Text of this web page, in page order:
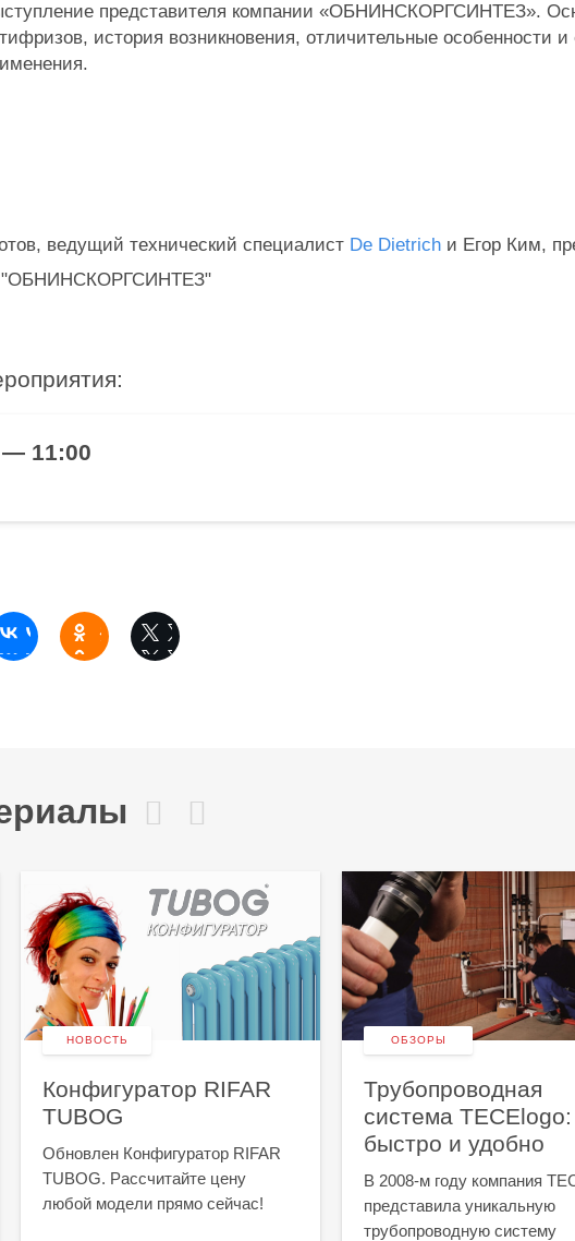
представителя компании «ОБНИНСКОРГСИНТЕЗ».
история возникновения, отличительные особенности и
ведущий технический специалист De Dietrichи Егор Ким,
"ОБНИНСКОРГСИНТЕЗ"
— 11:00
НОВОСТЬ
Конфигуратор RIFAR
TUBOG
Обновлен Конфигуратор RIFAR
TUBOG. Рассчитайте цену
любой модели прямо сейчас!
ОБЗОРЫ
Трубопроводная
система TECElogo:
быстро и удобно
В 2008-м году компания
представила уникальную
трубопроводную систему